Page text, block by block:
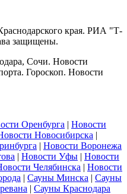
края. РИА "Т-
защищены.
Сочи. Новости
Гороскоп. Новости
Оренбурга | Новости
Новосибирска |
| Новости Воронежа
| Новости Уфы | Новости
Челябинска | Новости
| Сауны Минска | Сауны
| Сауны Краснодара